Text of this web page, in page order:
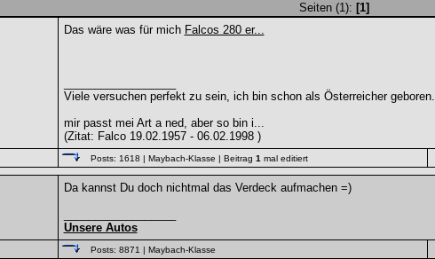
Seiten (1): [1]
Das wäre was für mich Falcos 280 er...
Viele versuchen perfekt zu sein, ich bin schon als Österreicher geboren.
mir passt mei Art a ned, aber so bin i...
(Zitat: Falco 19.02.1957 - 06.02.1998 )
Posts: 1618 | Maybach-Klasse | Beitrag 1 mal editiert
Da kannst Du doch nichtmal das Verdeck aufmachen =)
Unsere Autos
Posts: 8871 | Maybach-Klasse